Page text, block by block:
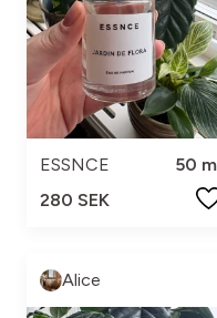
ESSNCE
50
280 SEK
Alice